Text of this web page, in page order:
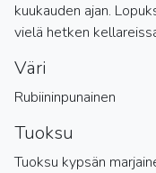
kuukauden ajan.
vielä hetken
Väri
Rubiininpunainen
Tuoksu
Tuoksu kypsän